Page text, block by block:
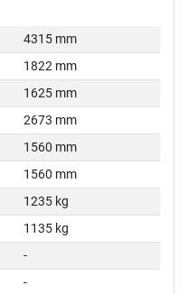
4315 mm
1822 mm
1625 mm
2673 mm
1560 mm
1560 mm
1235 kg
1135 kg
-
-